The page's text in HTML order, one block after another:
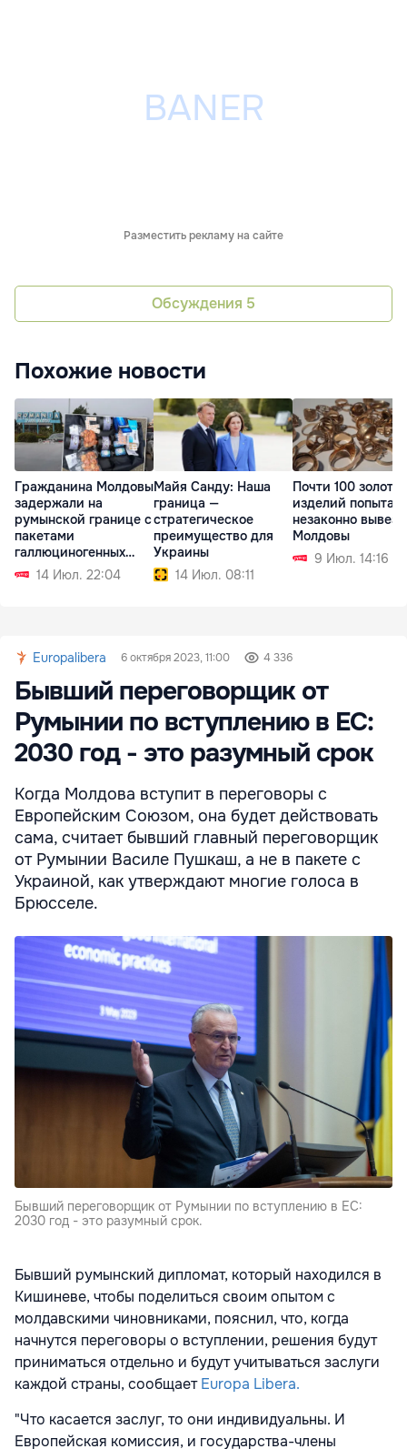
Разместить рекламу на сайте
Обсуждения 5
Похожие новости
Гражданина Молдовы
задержали на
румынской границе с
пакетами
галлюциногенных
грибов14 Июл. 22:04
Майя Санду: Наша
граница —
стратегическое
преимущество для
Украины
14 Июл. 08:11
Почти 100
изделий
незаконно
Молдовы
9 Июл. 14:16
Europalibera 6 октября 2023, 11:00 4 336
Бывший переговорщик от
Румынии по вступлению в ЕС:
2030 год - это разумный срок
Когда Молдова вступит в переговоры с
Европейским Союзом, она будет действовать
сама, считает бывший главный переговорщик
от Румынии Василе Пушкаш, а не в пакете с
Украиной, как утверждают многие голоса в
Брюсселе.
Бывший переговорщик от Румынии по вступлению в ЕС:
2030 год - это разумный срок.
Бывший румынский дипломат, который находился в
Кишиневе, чтобы поделиться своим опытом с
молдавскими чиновниками, пояснил, что, когда
начнутся переговоры о вступлении, решения будут
приниматься отдельно и будут учитываться заслуги
каждой страны, сообщаетEuropa Libera.
"Что касается заслуг, то они индивидуальны. И
Европейская комиссия, и государства-члены